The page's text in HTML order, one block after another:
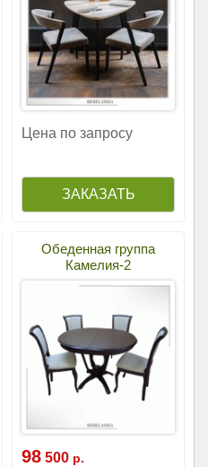
Цена по запросу
Обеденная группа
Камелия-2
98 500 р.